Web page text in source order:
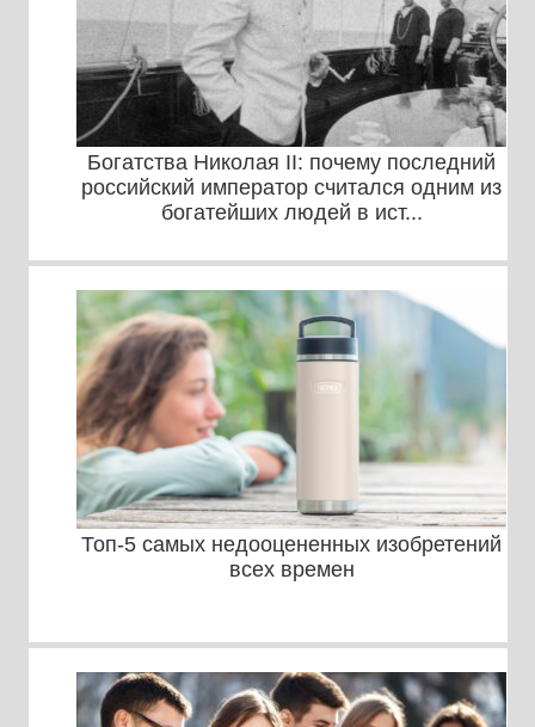
Богатства Николая II: почему последний
российский император считался одним из
богатейших людей в ист...
Топ-5 самых недооцененных изобретений
всех времен